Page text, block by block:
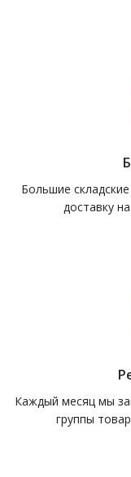
Большие
доставку
Каждый месяц мы
группы